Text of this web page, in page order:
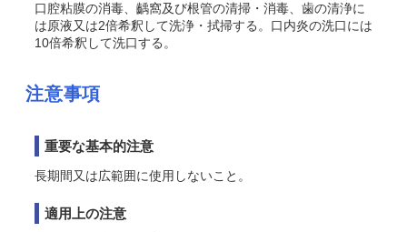
口腔粘膜の消毒、齲窩及び根管の清掃・消毒、歯の清浄に
は原液又は2倍希釈して洗浄・拭掃する。口内炎の洗口には
10倍希釈して洗口する。
注意事項
重要な基本的注意
長期間又は広範囲に使用しないこと。
適用上の注意